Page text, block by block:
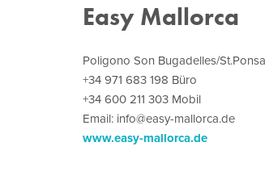
Easy Mallorca
Poligono Son Bugadelles/St.Ponsa
+34 971 683 198 Büro
+34 600 211 303 Mobil
Email: info@easy-mallorca.de
www.easy-mallorca.de